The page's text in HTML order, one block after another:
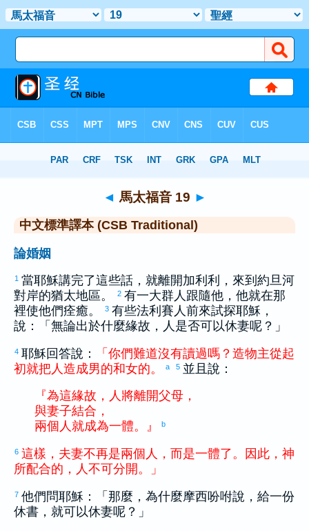
> 馬太福音 19
◄ 馬太福音 19 ►
中文標準譯本 (CSB Traditional)
論婚姻
1 當耶穌講完了這些話，就離開加利利 ，來到 約旦河
對岸的猶太地區。 2 有一大群人跟隨他，他就在那
裡使他們痊癒。
3 有些法利賽 人前來試探耶穌，
說：「無論出於什麼緣故，人是否可以休妻呢？」
4 耶穌回答說： 「 你們難道沒有讀過嗎 ？ 造物主從起
初就把 人 造成男的和女的。 a 5 並且說：
『為這緣故 ， 人 將離開父母 ，
與妻子結合 ，
兩個 人就成為一體。 』 b
6 這樣 ， 夫妻不再是兩個 人 ， 而是一體了 。 因此 ， 神
所配合的 ， 人 不可分開 。 」
7 他們問耶穌：「那麼，為什麼摩西吩咐說，給一份
休書，就可以休妻呢？」